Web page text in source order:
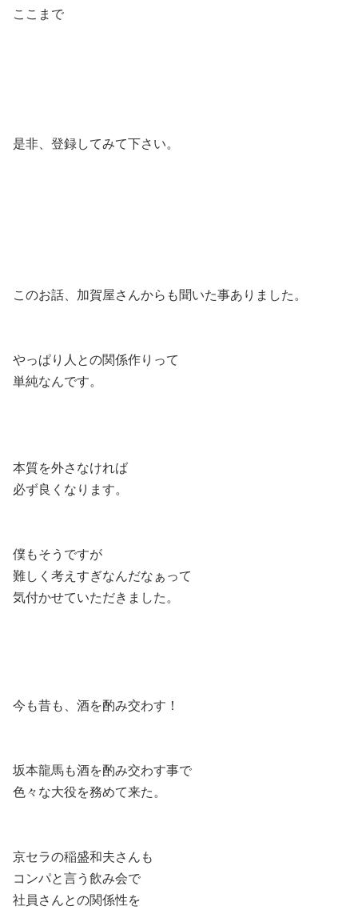
ここまで
是非、登録してみて下さい。
このお話、加賀屋さんからも聞いた事ありました。
やっぱり人との関係作りって
単純なんです。
本質を外さなければ
必ず良くなります。
僕もそうですが
難しく考えすぎなんだなぁって
気付かせていただきました。
今も昔も、酒を酌み交わす！
坂本龍馬も酒を酌み交わす事で
色々な大役を務めて来た。
京セラの稲盛和夫さんも
コンパと言う飲み会で
社員さんとの関係性を